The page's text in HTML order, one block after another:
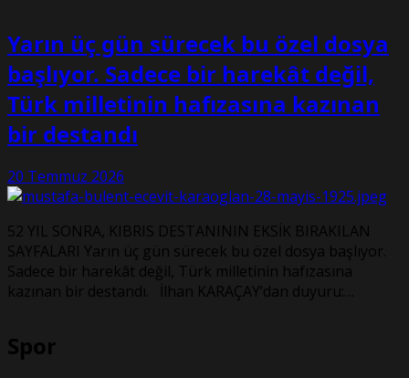
Yarın üç gün sürecek bu özel dosya
başlıyor. Sadece bir harekât değil,
Türk milletinin hafızasına kazınan
bir destandı
20 Temmuz 2026
52 YIL SONRA, KIBRIS DESTANININ EKSİK BIRAKILAN
SAYFALARI Yarın üç gün sürecek bu özel dosya başlıyor.
Sadece bir harekât değil, Türk milletinin hafızasına
kazınan bir destandı. İlhan KARAÇAY’dan duyuru:…
Spor